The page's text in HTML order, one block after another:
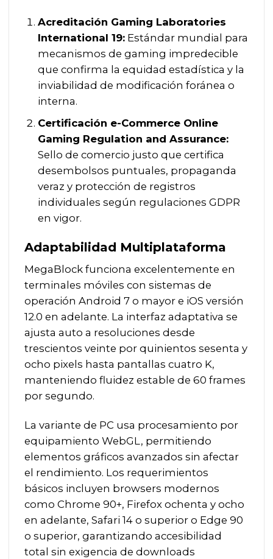
Acreditación Gaming Laboratories
International 19: Estándar mundial para
mecanismos de gaming impredecible
que confirma la equidad estadística y la
inviabilidad de modificación foránea o
interna.
Certificación e-Commerce Online
Gaming Regulation and Assurance:
Sello de comercio justo que certifica
desembolsos puntuales, propaganda
veraz y protección de registros
individuales según regulaciones GDPR
en vigor.
Adaptabilidad Multiplataforma
MegaBlock funciona excelentemente en
terminales móviles con sistemas de
operación Android 7 o mayor e iOS versión
12.0 en adelante. La interfaz adaptativa se
ajusta auto a resoluciones desde
trescientos veinte por quinientos sesenta y
ocho pixels hasta pantallas cuatro K,
manteniendo fluidez estable de 60 frames
por segundo.
La variante de PC usa procesamiento por
equipamiento WebGL, permitiendo
elementos gráficos avanzados sin afectar
el rendimiento. Los requerimientos
básicos incluyen browsers modernos
como Chrome 90+, Firefox ochenta y ocho
en adelante, Safari 14 o superior o Edge 90
o superior, garantizando accesibilidad
total sin exigencia de downloads